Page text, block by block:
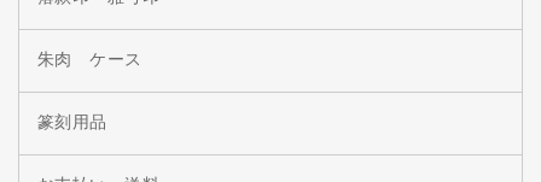
朱肉 ケース
篆刻用品